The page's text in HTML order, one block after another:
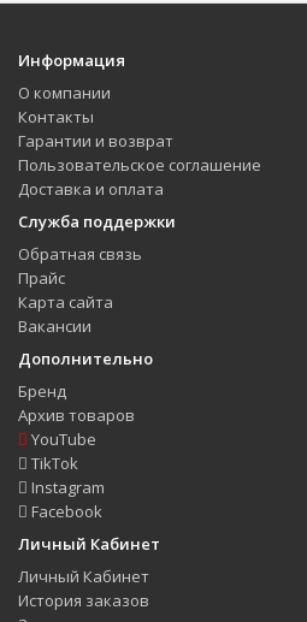
Информация
О компании
Контакты
Гарантии и возврат
Пользовательское соглашение
Доставка и оплата
Служба поддержки
Обратная связь
Прайс
Карта сайта
Вакансии
Дополнительно
Бренд
Архив товаров
YouTube
TikTok
Instagram
Facebook
Личный Кабинет
Личный Кабинет
История заказов